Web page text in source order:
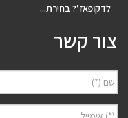
לדקופאז’? בחירת...
צור קשר